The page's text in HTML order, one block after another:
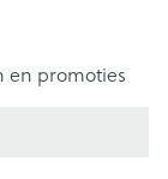
en promoties